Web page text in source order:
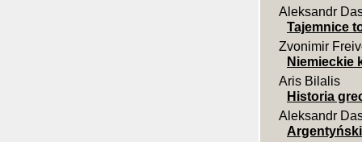
Aleksandr
Tajemnice
Zvonimir
Niemieckie
Aris Bilalis
Historia
Aleksandr